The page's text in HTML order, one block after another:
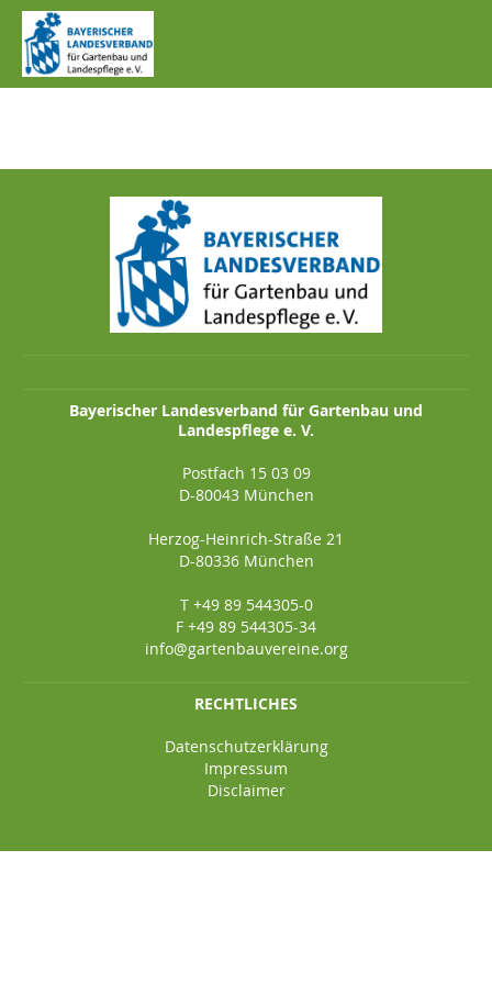
IMG_0772.JPG
Bayerischer Landesverband für Gartenbau und
Landespflege e. V.
Postfach 15 03 09
D-80043 München
Herzog-Heinrich-Straße 21
D-80336 München
T +49 89 544305-0
F +49 89 544305-34
info@gartenbauvereine.org
RECHTLICHES
Datenschutzerklärung
Impressum
Disclaimer